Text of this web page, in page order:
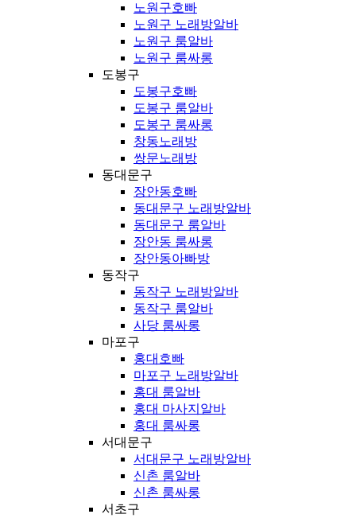
노원구호빠
노원구 노래방알바
노원구 룸알바
노원구 룸싸롱
도봉구
도봉구호빠
도봉구 룸알바
도봉구 룸싸롱
창동노래방
쌍문노래방
동대문구
장안동호빠
동대문구 노래방알바
동대문구 룸알바
장안동 룸싸롱
장안동아빠방
동작구
동작구 노래방알바
동작구 룸알바
사당 룸싸롱
마포구
홍대호빠
마포구 노래방알바
홍대 룸알바
홍대 마사지알바
홍대 룸싸롱
서대문구
서대문구 노래방알바
신촌 룸알바
신촌 룸싸롱
서초구